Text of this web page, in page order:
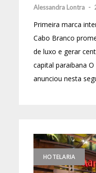
Alessandra Lontra -
Primeira marca
Cabo Branco
de luxo e gerar
capital paraibana
anunciou nesta
HOTELARIA